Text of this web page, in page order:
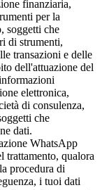
finanziaria,
per la
soggetti che
di strumenti,
transazioni e delle
dell'attuazione del
elettronica,
di consulenza,
che
dati.
WhatsApp
trattamento, qualora
procedura di
i tuoi dati